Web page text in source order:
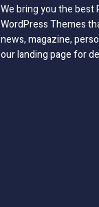
We bring you the best
WordPress Themes
news, magazine,
our landing page for